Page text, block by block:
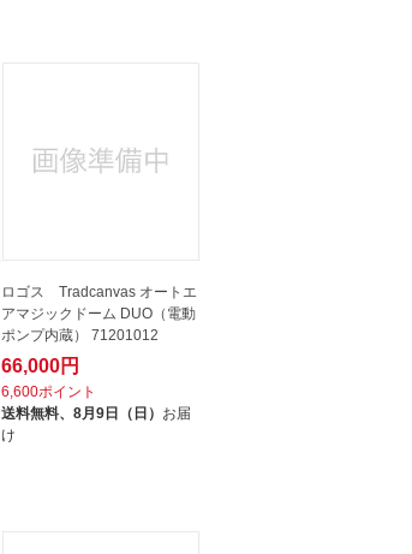
ロゴス Tradcanvas オートエ
アマジックドーム DUO（電動
ポンプ内蔵） 71201012
66,000円
6,600ポイント
送料無料、 8月9日（日） お届
け